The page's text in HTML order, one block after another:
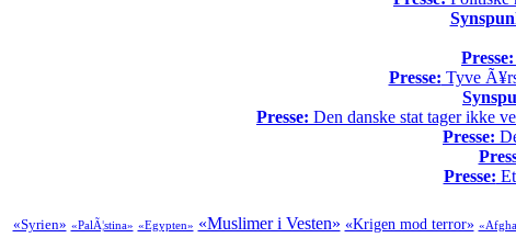
Presse:
Presse: Tyve
Presse: Den danske stat tager ikke
Presse:
Presse:
«Syrien» «PalÃ¦stina» «Egypten» «Muslimer i Vesten» «Krigen mod terror»